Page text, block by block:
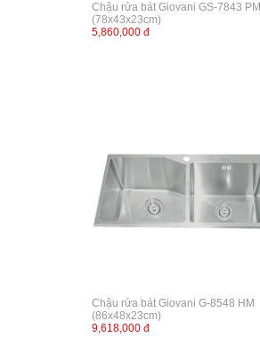
Chậu rửa bát Giovani GS-7843 PM
(78x43x23cm)
5,860,000 đ
Chậu rửa bát Giovani G-8548 HM
(86x48x23cm)
9,618,000 đ